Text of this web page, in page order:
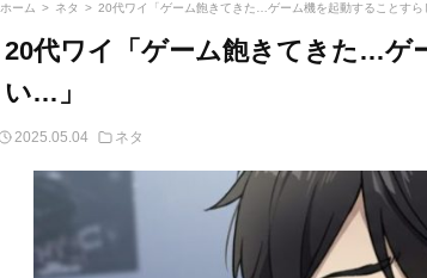
ホーム > ネタ > 20代ワイ「ゲーム飽きてきた…ゲーム機を起動することすら
20代ワイ「ゲーム飽きてきた…ゲ
い…」
2025.05.04 ネタ